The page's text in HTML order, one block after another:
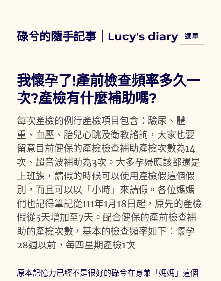
碌兮的隨手記事｜Lucy's diary 選單
我懷孕了!產前檢查頻率多久一
次?產檢有什麼補助嗎?
每次產檢的例行產檢項目包含：驗尿、體
重、血壓、胎兒心跳及衛教諮詢，大家也要
留意目前健保的產檢檢查補助產檢次數為14
次、超音波補助為3次。大多孕婦應該都還是
上班族，請假的時候可以使用產檢假這個假
別，而且可以以「小時」來請假。各位媽媽
們也記得筆記從111年1月18日起，原先的產檢
假從5天增加至7天。配合健保的產前檢查補
助的產檢次數，基本的檢查頻率如下：懷孕
28週以前，每四星期產檢1次
原本記憶力已經不是很好的碌兮在身兼「媽媽」這個